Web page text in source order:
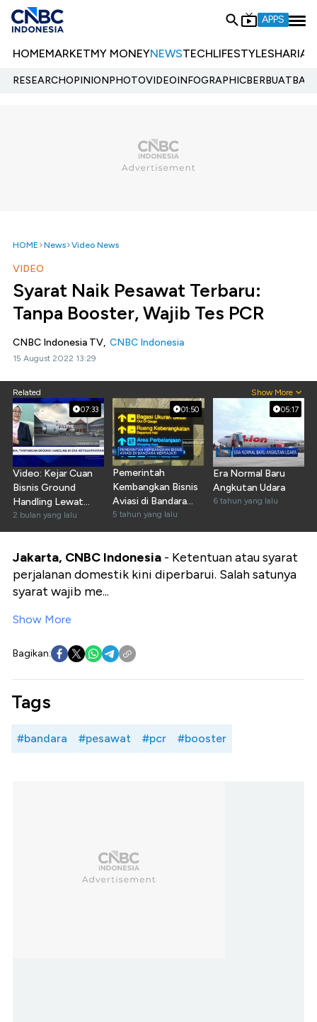
APPS
HOMEMARKETMY MONEYNEWSTECHLIFESTYLESHARIA
RESEARCHOPINIONPHOTOVIDEOINFOGRAPHIC
HOME News Video News
VIDEO
Syarat Naik Pesawat Terbaru:
Tanpa Booster, Wajib Tes PCR
CNBC Indonesia TV, CNBC Indonesia
15 August 2022 13:29
Related Show More
07:33
Video: Kejar Cuan
Bisnis Ground
Handling Lewat
Ekspansi ke Luar
Negeri
2 bulan yang lalu
01:50
Pemerintah
Kembangkan Bisnis
Aviasi di Bandara
Kertajati
5 tahun yang lalu
05:17
Era Normal Baru
Angkutan Udara
6 tahun yang lalu
Jakarta, CNBC Indonesia - Ketentuan atau syarat
perjalanan domestik kini diperbarui. Salah satunya
syarat wajib me...
Show More
Bagikan:
Tags
#bandara #pesawat #pcr #booster